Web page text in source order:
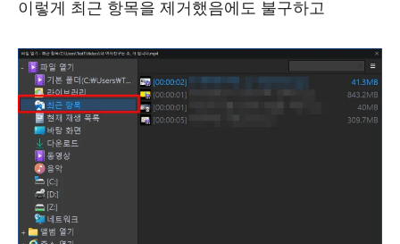
이렇게 최근 항목을 제거했음에도 불구하고